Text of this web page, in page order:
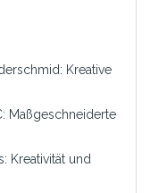
Kreative
Maßgeschneiderte
Kreativität und